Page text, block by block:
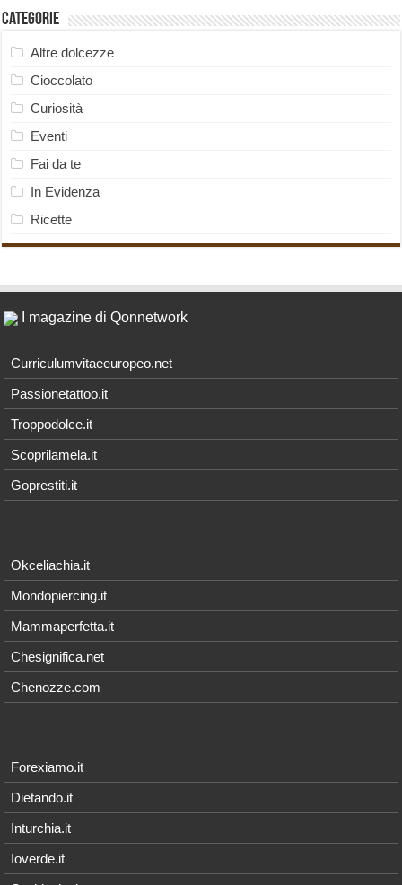
Categorie
Altre dolcezze
Cioccolato
Curiosità
Eventi
Fai da te
In Evidenza
Ricette
I magazine di Qonnetwork
Curriculumvitaeeuropeo.net
Passionetattoo.it
Troppodolce.it
Scoprilamela.it
Goprestiti.it
Okceliachia.it
Mondopiercing.it
Mammaperfetta.it
Chesignifica.net
Chenozze.com
Forexiamo.it
Dietando.it
Inturchia.it
Ioverde.it